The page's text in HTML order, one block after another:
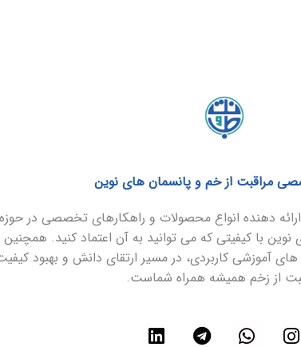
مراقبت از خم و پانسمان های نوین
دهنده انواع محصولات و راهکارهای تخصصی در حوزه
با کیفیتی که می توانید به آن اعتماد کنید. همچنین
های آموزشی کاربردی، در مسیر ارتقای دانش و بهبود
از زخم همیشه همراه شماست.